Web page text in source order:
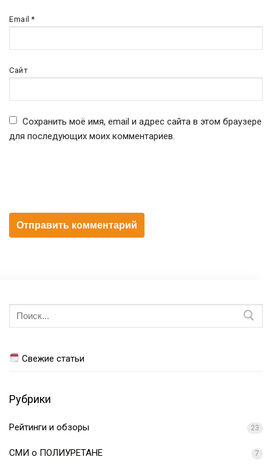
Email*
Сайт
Сохранить моё имя, email и адрес сайта в этом браузере
для последующих моих комментариев.
Искать:
Свежие статьи
Рубрики
Рейтинги и обзоры 23
СМИ о ПОЛИУРЕТАНЕ 7